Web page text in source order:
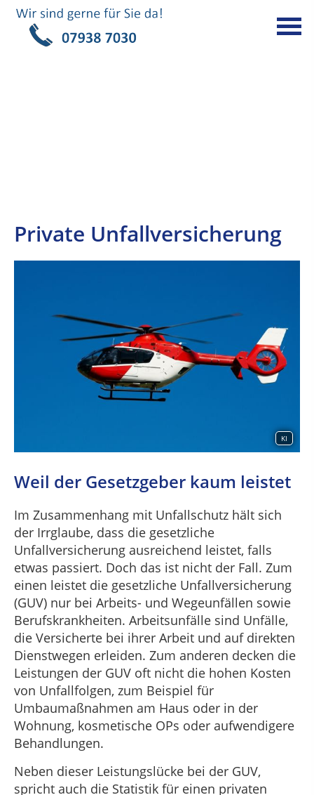
Private Unfallversicherung
KI
Weil der Gesetzgeber kaum leistet
Im Zusammenhang mit Unfallschutz hält sich
der Irrglaube, dass die gesetzliche
Unfallversicherung ausreichend leistet, falls
etwas passiert. Doch das ist nicht der Fall. Zum
einen leistet die gesetzliche Unfallversicherung
(GUV) nur bei Arbeits- und Wegeunfällen sowie
Berufskrankheiten. Arbeitsunfälle sind Unfälle,
die Versicherte bei ihrer Arbeit und auf direkten
Dienstwegen erleiden. Zum anderen decken die
Leistungen der GUV oft nicht die hohen Kosten
von Unfallfolgen, zum Beispiel für
Umbaumaßnahmen am Haus oder in der
Wohnung, kosmetische OPs oder aufwendigere
Behandlungen.
Neben dieser Leistungslücke bei der GUV,
spricht auch die Statistik für einen privaten